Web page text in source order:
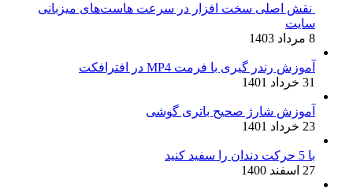
نقش اصلی سخت افزار در سرعت هاست‌های میزبانی
سایت
8 مرداد 1403
آموزش رندر گیری با فرمت MP4 در افترافکت
31 خرداد 1401
آموزش شارژ صحیح باتری گوشی
23 خرداد 1401
با 5 حرکت دندان را سفید کنید
27 اسفند 1400